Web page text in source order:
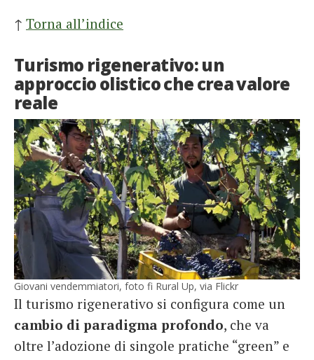
↑ Torna all’indice
Turismo rigenerativo: un
approccio olistico che crea valore
reale
Giovani vendemmiatori, foto fi Rural Up, via Flickr
Il turismo rigenerativo si configura come un
cambio di paradigma profondo, che va
oltre l’adozione di singole pratiche “green” e